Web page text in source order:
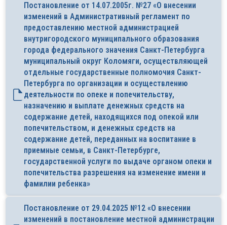
Постановление от 14.07.2005г. №27 «О внесении
изменений в Административный регламент по
предоставлению местной администрацией
внутригородского муниципального образования
города федерального значения Санкт-Петербурга
муниципальный округ Коломяги, осуществляющей
отдельные государственные полномочия Санкт­
Петербурга по организации и осуществлению
деятельности по опеке и попечительству,
назначению и выплате денежных средств на
содержание детей, находящихся под опекой или
попечительством, и денежных средств на
содержание детей, переданных на воспитание в
приемные семьи, в Санкт-Петербурге,
государственной услуги по выдаче органом опеки и
попечительства разрешения на изменение имени и
фамилии ребенка»
Постановление от 29.04.2025 №12 «О внесении
изменений в постановление местной администрации